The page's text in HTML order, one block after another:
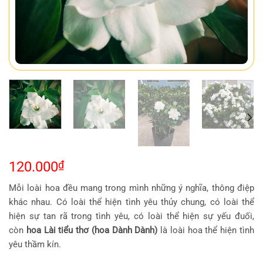
120.000₫
Mỗi loài hoa đều mang trong mình những ý nghĩa, thông điệp
khác nhau. Có loài thể hiện tình yêu thủy chung, có loài thể
hiện sự tan rã trong tình yêu, có loài thể hiện sự yếu đuối,
còn hoa Lài tiểu thơ (hoa Dành Dành) là loài hoa thể hiện tình
yêu thầm kín.